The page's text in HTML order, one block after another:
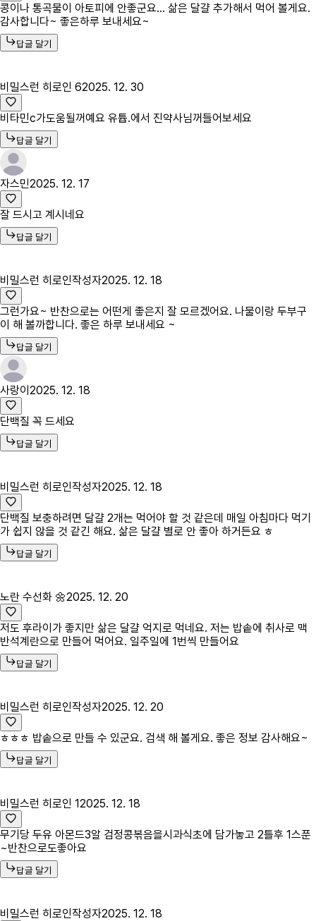
콩이나 통곡물이 아토피에 안좋군요... 삶은 달걀 추가해서 먹어 볼게요.
감사합니다~ 좋은하루 보내세요~
답글 달기
비밀스런 히로인 62025. 12. 30
비타민c가도움될꺼예요 유튭.에서 진약사님꺼들어보세요
답글 달기
자스민2025. 12. 17
잘 드시고 계시네요
답글 달기
비밀스런 히로인작성자2025. 12. 18
그런가요~ 반찬으로는 어떤게 좋은지 잘 모르겠어요. 나물이랑 두부구
이 해 볼까합니다. 좋은 하루 보내세요 ~
답글 달기
사랑이 2025. 12. 18
단백질 꼭 드세요
답글 달기
비밀스런 히로인작성자2025. 12. 18
단백질 보충하려면 달걀 2개는 먹어야 할 것 같은데 매일 아침마다 먹기
가 쉽지 않을 것 같긴 해요. 삶은 달걀 별로 안 좋아 하거든요 ㅎ
답글 달기
노란 수선화 🌼2025. 12. 20
저도 후라이가 좋지만 삶은 달걀 억지로 먹네요. 저는 밥솥에 취사로 맥
반석계란으로 만들어 먹어요. 일주일에 1번씩 만들어요
답글 달기
비밀스런 히로인작성자2025. 12. 20
ㅎㅎㅎ 밥솥으로 만들 수 있군요. 검색 해 볼게요. 좋은 정보 감사해요~
답글 달기
비밀스런 히로인 12025. 12. 18
무기당 두유 아몬드3알 검정콩볶음을시과식초에 담가놓고 2틀후 1스푼
~반찬으로도좋아요
답글 달기
비밀스런 히로인작성자2025. 12. 18